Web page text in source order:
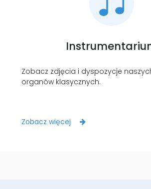
Zobacz zdjęcia i dyspozycje
organów klasycznych.
Zobacz więcej